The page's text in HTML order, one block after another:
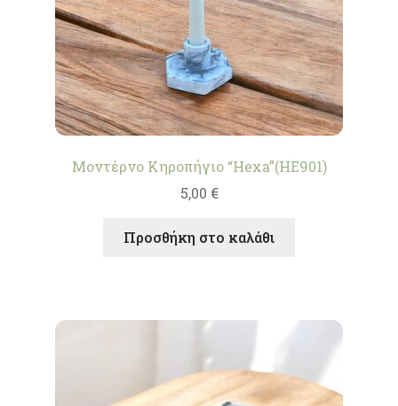
Μοντέρνο Κηροπήγιο “Hexa”(HE901)
5,00 €
Προσθήκη στο καλάθι